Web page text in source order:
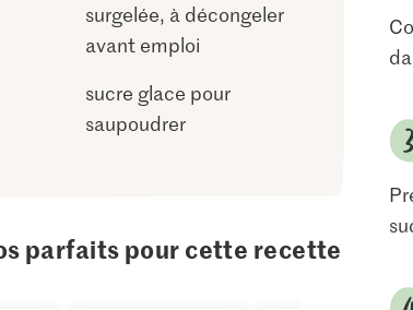
surgelée, à décongeler
avant emploi
sucre glace pour
saupoudrer
parfaits pour cette recette